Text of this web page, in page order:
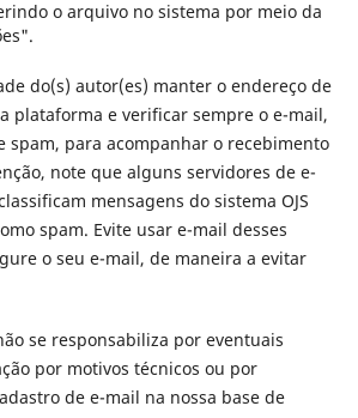
o arquivo no sistema por meio da
do(s) autor(es) manter o endereço de
plataforma e verificar sempre o e-mail,
spam, para acompanhar o recebimento
note que alguns servidores de e-
mensagens do sistema OJS
spam. Evite usar e-mail desses
o seu e-mail, de maneira a evitar
se responsabiliza por eventuais
por motivos técnicos ou por
de e-mail na nossa base de